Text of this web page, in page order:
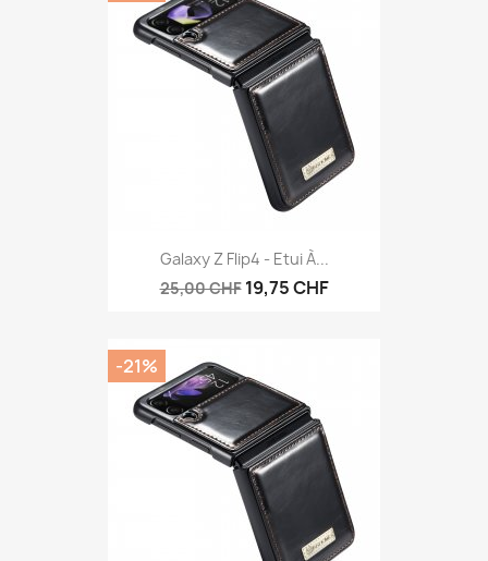
Galaxy Z Flip4 - Etui À...
25,00 CHF 19,75 CHF
-21%